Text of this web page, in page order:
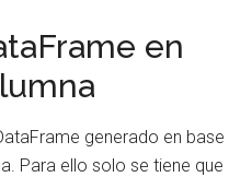
en
generado en base
Para ello solo se tiene que